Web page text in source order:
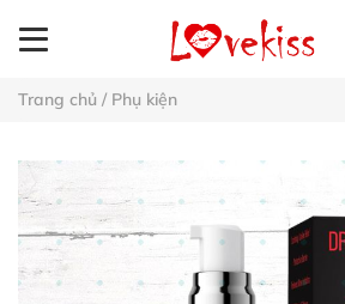
Trang chủ / Phụ kiện